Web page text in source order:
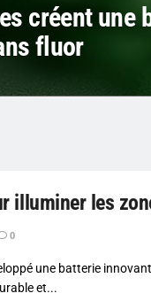
créent une
fluor
illuminer les
0
une batterie
et...